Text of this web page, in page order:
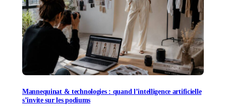
Mannequinat & technologies : quand l’intelligence artificielle
s’invite sur les podiums